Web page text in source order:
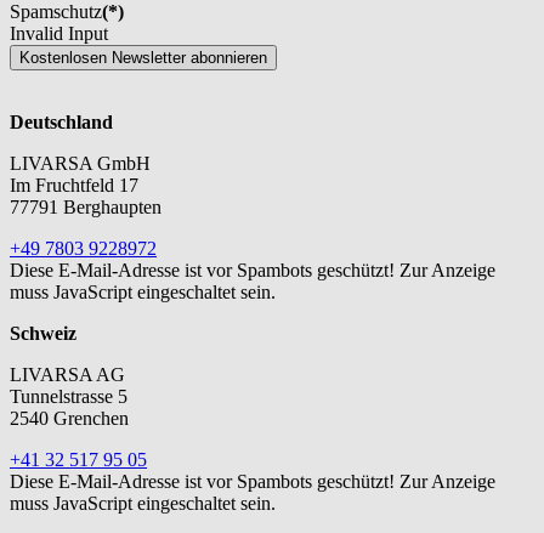
Spamschutz(*)
Invalid Input
Kostenlosen Newsletter abonnieren
Deutschland
LIVARSA GmbH
Im Fruchtfeld 17
77791 Berghaupten
+49 7803 9228972
Diese E-Mail-Adresse ist vor Spambots geschützt! Zur Anzeige
muss JavaScript eingeschaltet sein.
Schweiz
LIVARSA AG
Tunnelstrasse 5
2540 Grenchen
+41 32 517 95 05
Diese E-Mail-Adresse ist vor Spambots geschützt! Zur Anzeige
muss JavaScript eingeschaltet sein.